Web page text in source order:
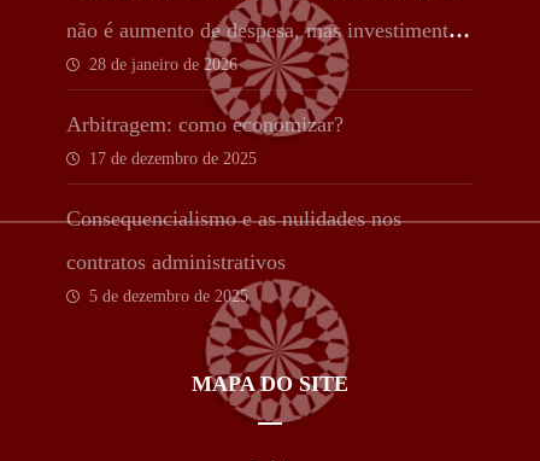
não é aumento de despesa, mas investimento
estratégico
28 de janeiro de 2026
Arbitragem: como economizar?
17 de dezembro de 2025
Consequencialismo e as nulidades nos
contratos administrativos
5 de dezembro de 2025
MAPA DO SITE